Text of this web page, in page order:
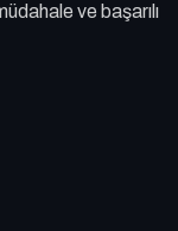
ve başarılı